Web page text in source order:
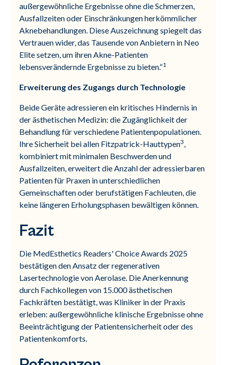
außergewöhnliche Ergebnisse ohne die Schmerzen,
Ausfallzeiten oder Einschränkungen herkömmlicher
Aknebehandlungen. Diese Auszeichnung spiegelt das
Vertrauen wider, das Tausende von Anbietern in Neo
Elite setzen, um ihren Akne-Patienten
lebensverändernde Ergebnisse zu bieten.“1
Erweiterung des Zugangs durch Technologie
Beide Geräte adressieren ein kritisches Hindernis in
der ästhetischen Medizin: die Zugänglichkeit der
Behandlung für verschiedene Patientenpopulationen.
Ihre Sicherheit bei allen Fitzpatrick-Hauttypen3,
kombiniert mit minimalen Beschwerden und
Ausfallzeiten, erweitert die Anzahl der adressierbaren
Patienten für Praxen in unterschiedlichen
Gemeinschaften oder berufstätigen Fachleuten, die
keine längeren Erholungsphasen bewältigen können.
Fazit
Die MedEsthetics Readers' Choice Awards 2025
bestätigen den Ansatz der regenerativen
Lasertechnologie von Aerolase. Die Anerkennung
durch Fachkollegen von 15.000 ästhetischen
Fachkräften bestätigt, was Kliniker in der Praxis
erleben: außergewöhnliche klinische Ergebnisse ohne
Beeinträchtigung der Patientensicherheit oder des
Patientenkomforts.